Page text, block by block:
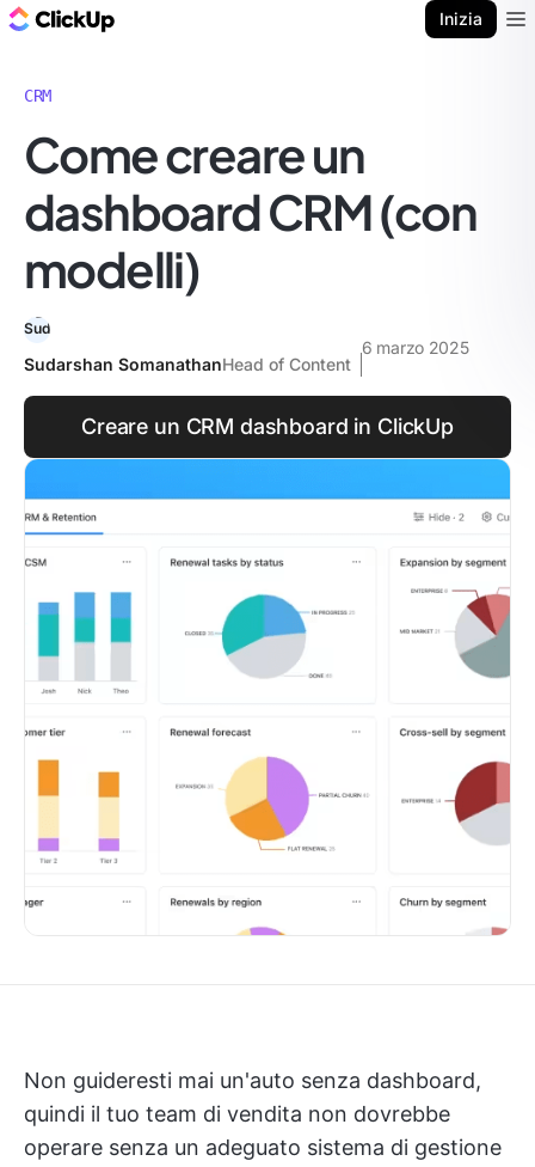
Inizia
CRM
Come creare un
dashboard CRM (con
modelli)
Sudarshan SomanathanHead of Content
6 marzo 2025
Creare un CRM dashboard in ClickUp
Non guideresti mai un'auto senza dashboard,
quindi il tuo team di vendita non dovrebbe
operare senza un adeguato sistema di gestione